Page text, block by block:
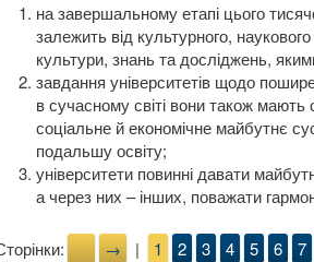
на завершальному етапі цього
залежить від культурного,
культури, знань та досліджень,
завдання університетів щодо
в сучасному світі вони також
соціальне й економічне майбутнє
подальшу освіту;
університети повинні давати
а через них – інших, поважати
→ | 1 2 3 4 5 6 7